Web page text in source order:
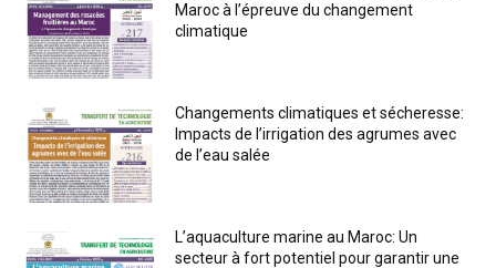
Maroc à l’épreuve du changement
climatique
Changements climatiques et sécheresse:
Impacts de l’irrigation des agrumes avec
de l’eau salée
L’aquaculture marine au Maroc: Un
secteur à fort potentiel pour garantir une